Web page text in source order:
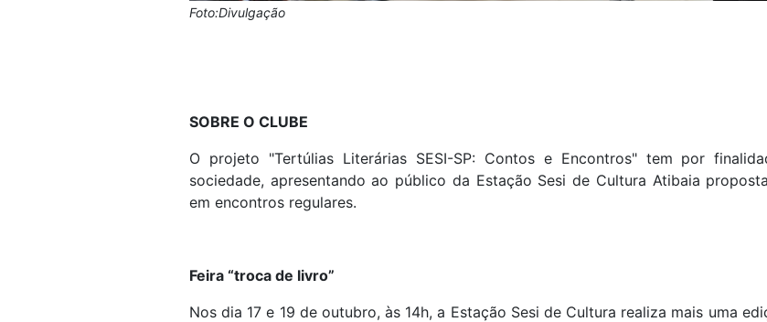
Foto:Divulgação
SOBRE O CLUBE
O projeto "Tertúlias Literárias SESI-SP: Contos e Encontros" tem por
sociedade, apresentando ao público da Estação Sesi de Cultura Atibaia
em encontros regulares.
Feira “troca de livro”
Nos dia 17 e 19 de outubro, às 14h, a Estação Sesi de Cultura realiza mais uma